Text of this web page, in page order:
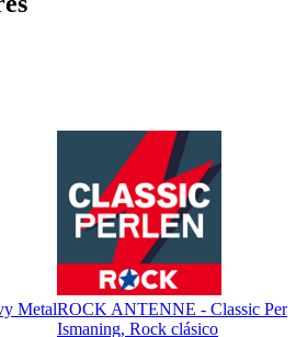
MetalROCK ANTENNE - Classic
Ismaning, Rock clásico